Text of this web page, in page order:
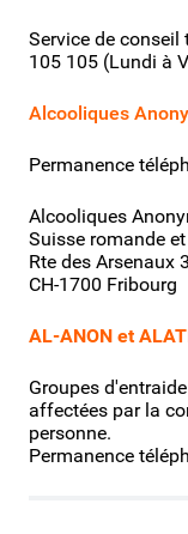
Service de
105 105 (Lundi à
Alcooliques
Permanence
Alcooliques
Suisse romande
Rte des Arsenaux
CH-1700 Fribourg
AL-ANON et
Groupes
affectées par la
personne.
Permanence